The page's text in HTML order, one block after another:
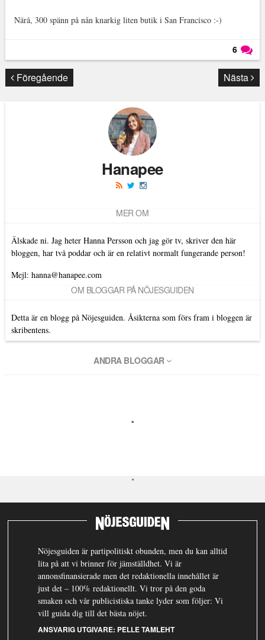
Närå, 300 spänn på nån knarkig liten butik i San Francisco :-)
6
Läs kommentarer (6)
Föregående Nästa
Hanapee
MER OM
Älskade ni. Jag heter Hanna Persson och jag gör tv, skriver den här
bloggen, har två poddar och är en relativt normalt fungerande person!
Mejl: hanna@hanapee.com
OM BLOGGAR PÅ NÖJESGUIDEN
Detta är en blogg på Nöjesguiden. Åsikterna som förs fram i bloggen är
skribentens.
ANDRA BLOGGAR
Nöjesguiden är partipolitiskt obunden, men du kan alltid
lita på att vi brinner för jämställdhet. Vi är
annonsfinansierade men det redaktionella innehållet är
just det – 100% redaktionellt. Vi tror på den goda
smaken och vår publicistiska tanke lyder som följer: Vi
vill guida dig till det bästa nöjet.
ANSVARIG UTGIVARE: PELLE TAMLEHT